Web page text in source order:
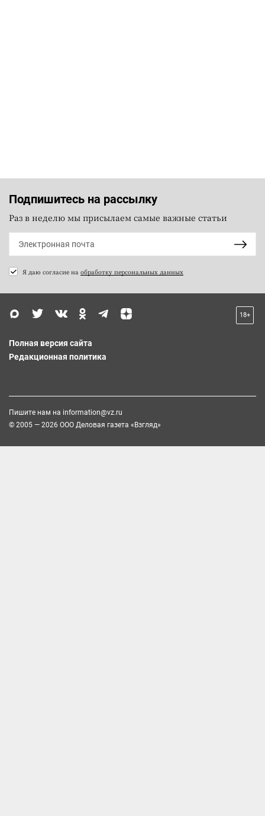
Подпишитесь на рассылку
Раз в неделю мы присылаем самые важные статьи
Я даю согласие на обработку персональных данных
18+
Полная версия сайта
Редакционная политика
Пишите нам на information@vz.ru
© 2005 — 2026 ООО Деловая газета «Взгляд»